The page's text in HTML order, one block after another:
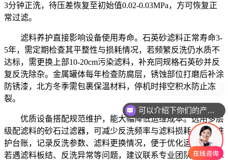
3分钟正洗，待压差恢复至初始值0.02-0.03MPa，方可恢复正
常过滤。
滤料养护直接影响设备使用寿命。石英砂滤料正常寿命3-
5年，需定期检查其平整性与损耗情况，若频繁反洗仍水质不
达标，需更换上部10-20cm污染滤料，补充同规格石英砂并反
复反洗除杂。金属罐体每年检查防腐层，锈蚀部位打磨后补涂
防锈漆，北方冬季需包裹保温材料，停机时排空积水防止冻
裂。
优质设备搭配规范维护，能大幅降低运维成本。选用多层
级配滤料的砂石过滤器，可减少反洗频率与滤料损耗。建立维
护台账，记录反洗参数、滤料更换情况，便于优化运维方案。
若遇滤料板结、反洗异常等问题，建议联系专业团队提供技术
可以介绍下你们的产品么